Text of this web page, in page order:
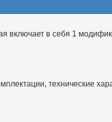
включает в себя 1
технические